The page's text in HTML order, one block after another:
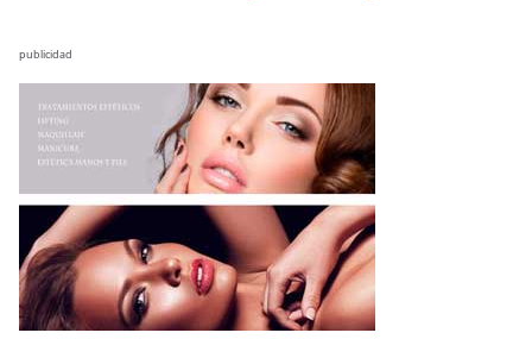
publicidad